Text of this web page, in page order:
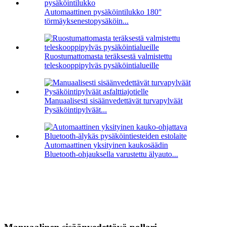
Automaattinen pysäköintilukko 180°
törmäyksenestopysäköin...
Ruostumattomasta teräksestä valmistettu
teleskooppipylväs pysäköintialueille
Manuaalisesti sisäänvedettävät turvapylväät
Pysäköintipylväät...
Automaattinen yksityinen kaukosäädin
Bluetooth-ohjauksella varustettu älyauto...